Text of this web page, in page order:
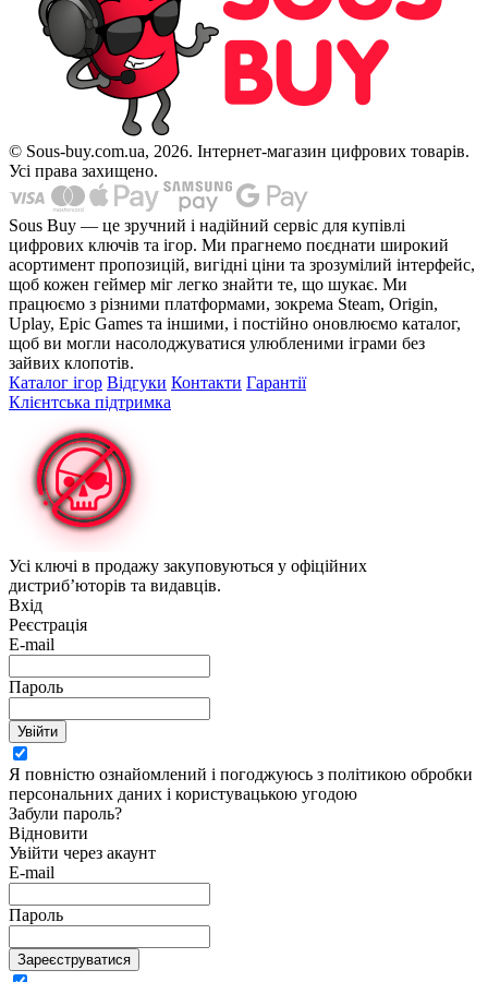
© Sous-buy.com.ua, 2026. Інтернет-магазин цифрових товарів.
Усі права захищено.
Sous Buy — це зручний і надійний сервіс для купівлі
цифрових ключів та ігор. Ми прагнемо поєднати широкий
асортимент пропозицій, вигідні ціни та зрозумілий інтерфейс,
щоб кожен геймер міг легко знайти те, що шукає. Ми
працюємо з різними платформами, зокрема Steam, Origin,
Uplay, Epic Games та іншими, і постійно оновлюємо каталог,
щоб ви могли насолоджуватися улюбленими іграми без
зайвих клопотів.
Каталог ігор Відгуки Контакти Гарантії
Клієнтська підтримка
Усі ключі в продажу закуповуються у офіційних
дистриб’юторів та видавців.
Вхід
Реєстрація
E-mail
Пароль
Увійти
Я повністю ознайомлений і погоджуюсь з політикою обробки
персональних даних і користувацькою угодою
Забули пароль?
Відновити
Увійти через акаунт
E-mail
Пароль
Зареєструватися